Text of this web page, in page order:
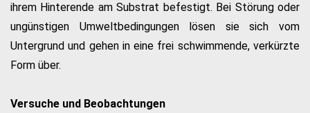
ihrem Hinterende am Substrat befestigt. Bei Störung oder
ungünstigen Umweltbedingungen lösen sie sich vom
Untergrund und gehen in eine frei schwimmende, verkürzte
Form über.
Versuche und Beobachtungen